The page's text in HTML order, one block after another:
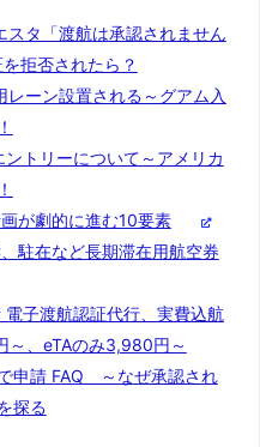
スタ「渡航は承認されません
拒否されたら？
レーン設置される～グアム入
ントリーについて～アメリカ
が劇的に進む10要素
駐在など長期滞在用航空券
電子渡航認証代行、実費込航
～、eTAのみ3,980円～
申請 FAQ ～なぜ承認され
探る